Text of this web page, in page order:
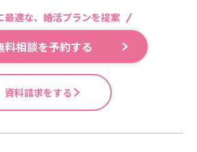
最適な、婚活プランを提案
料相談を予約する
資料請求をする